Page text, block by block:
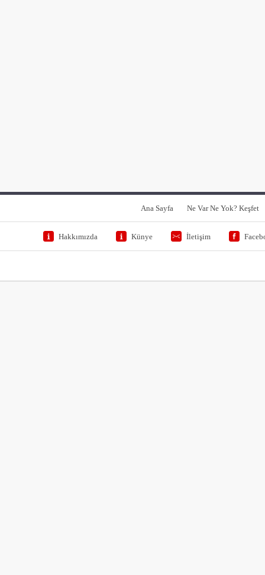
Ana Sayfa Ne Var Ne Yok? Keşfet
Hakkımızda Künye İletişim